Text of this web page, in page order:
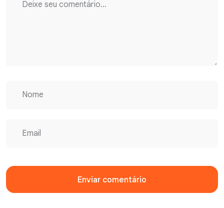
Enviar comentário